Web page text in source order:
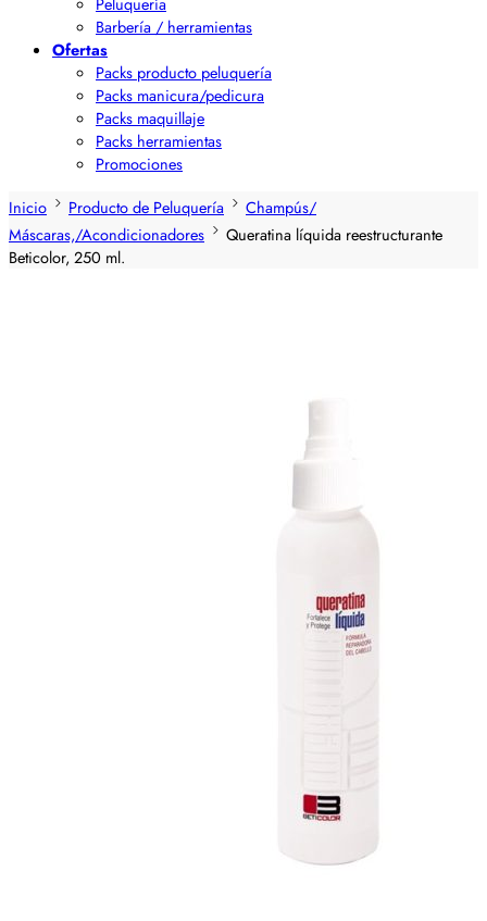
Barbería / herramientas
Ofertas
Packs producto peluquería
Packs manicura/pedicura
Packs maquillaje
Packs herramientas
Promociones
Inicio
Producto de Peluquería
Champús/
Máscaras,/Acondicionadores
Queratina líquida reestructurante
Beticolor, 250 ml.